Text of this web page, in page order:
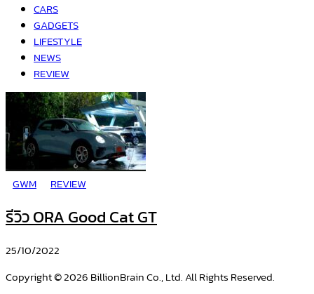
CARS
GADGETS
LIFESTYLE
NEWS
REVIEW
GWM REVIEW
รีวิว ORA Good Cat GT
25/10/2022
Copyright © 2026 BillionBrain Co., Ltd. All Rights Reserved.